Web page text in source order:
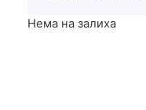
Нема на залиха